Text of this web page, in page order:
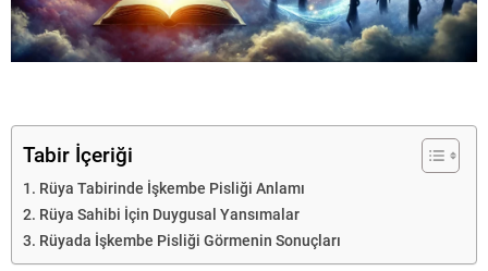
Tabir İçeriği
Rüya Tabirinde İşkembe Pisliği Anlamı
Rüya Sahibi İçin Duygusal Yansımalar
Rüyada İşkembe Pisliği Görmenin Sonuçları